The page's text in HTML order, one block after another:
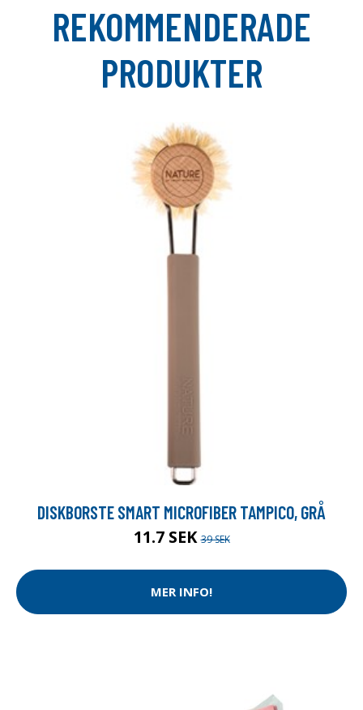
REKOMMENDERADE
PRODUKTER
DISKBORSTE SMART MICROFIBER TAMPICO, GRÅ
11.7 SEK39 SEK
MER INFO!